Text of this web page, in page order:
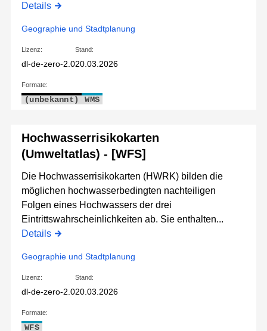
Details
Geographie und Stadtplanung
Lizenz:
dl-de-zero-2.0
Stand:
20.03.2026
Formate:
(unbekannt) WMS
Hochwasserrisikokarten
(Umweltatlas) - [WFS]
Die Hochwasserrisikokarten (HWRK) bilden die
möglichen hochwasserbedingten nachteiligen
Folgen eines Hochwassers der drei
Eintrittswahrscheinlichkeiten ab. Sie enthalten...
Details
Geographie und Stadtplanung
Lizenz:
dl-de-zero-2.0
Stand:
20.03.2026
Formate:
WFS